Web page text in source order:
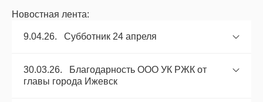
Новостная лента:
9.04.26. Субботник 24 апреля
30.03.26. Благодарность ООО УК РЖК от
главы города Ижевск